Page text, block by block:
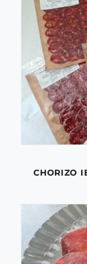
CHORIZO